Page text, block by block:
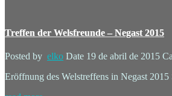
Treffen der Welsfreunde – Negast 2015
Posted by elko Date 19 de abril de 2015
Eröffnung des Welstreffens in Negast